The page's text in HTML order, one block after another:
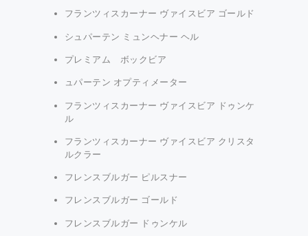
フランツィスカーナー ヴァイスビア ゴールド
シュパーテン ミュンヘナー ヘル
プレミアム ボックビア
ュパーテン オプティメーター
フランツィスカーナー ヴァイスビア ドゥンケ
ル
フランツィスカーナー ヴァイスビア クリスタ
ルクラー
フレンスブルガー ピルスナー
フレンスブルガー ゴールド
フレンスブルガー ドゥンケル